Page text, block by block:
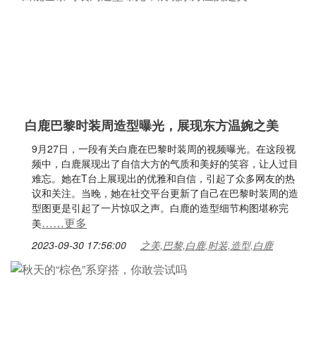
白鹿巴黎时装周造型曝光，展现东方温婉之美
9月27日，一段有关白鹿在巴黎时装周的视频曝光。在这段视
频中，白鹿展现出了自信大方的气质和美好的笑容，让人过目
难忘。她在T台上展现出的优雅和自信，引起了众多网友的热
议和关注。当晚，她在社交平台更新了自己在巴黎时装周的造
型图更是引起了一片惊叹之声。白鹿的造型细节构图堪称完
美……更多
2023-09-30 17:56:00 之美,巴黎,白鹿,时装,造型,白鹿